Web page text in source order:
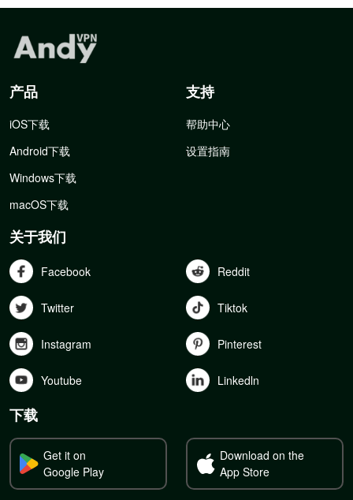
产品
iOS下载
Android下载
Windows下载
macOS下载
支持
帮助中心
设置指南
关于我们
Facebook Reddit
Twitter Tiktok
Instagram Pinterest
Youtube Linkedln
下载
Get it on
Google Play
Download on the
App Store